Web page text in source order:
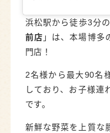
浜松駅から徒歩3分の
前店 」は、本場博多
門店！
2名様から最大90名
しており、お子様連
です。
新鮮な野菜を上質な